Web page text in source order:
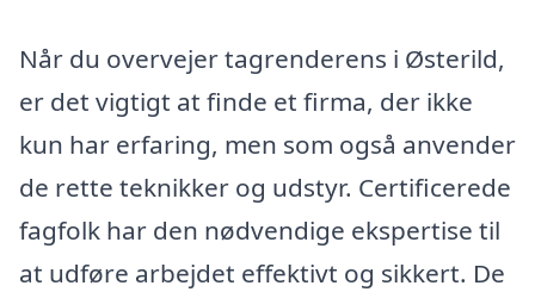
Når du overvejer tagrenderens i Østerild,
er det vigtigt at finde et firma, der ikke
kun har erfaring, men som også anvender
de rette teknikker og udstyr. Certificerede
fagfolk har den nødvendige ekspertise til
at udføre arbejdet effektivt og sikkert. De